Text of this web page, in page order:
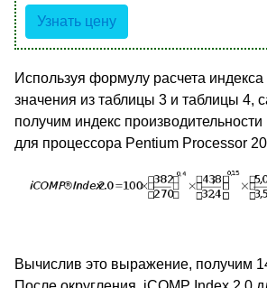
Узнать цену
Используя формулу расчета
значения из таблицы 3 и таблицы 4,
получим индекс
для процессора Pentium Processor
Вычислив это выражение, получим